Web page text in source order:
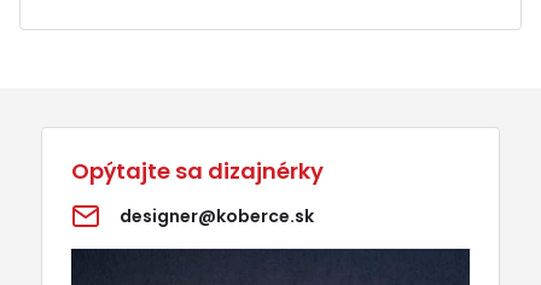
Opýtajte sa dizajnérky
designer@koberce.sk